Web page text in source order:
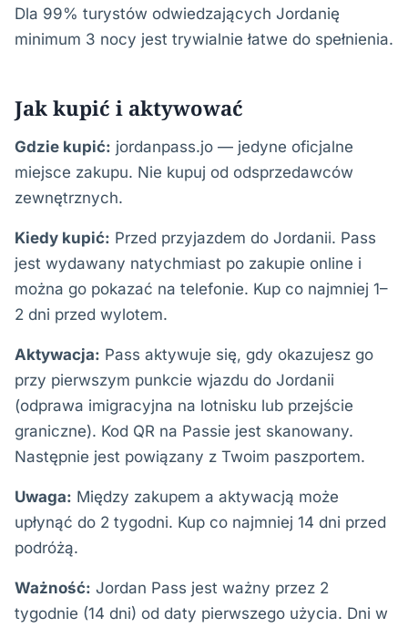
Dla 99% turystów odwiedzających Jordanię
minimum 3 nocy jest trywialnie łatwe do spełnienia.
Jak kupić i aktywować
Gdzie kupić: jordanpass.jo — jedyne oficjalne
miejsce zakupu. Nie kupuj od odsprzedawców
zewnętrznych.
Kiedy kupić: Przed przyjazdem do Jordanii. Pass
jest wydawany natychmiast po zakupie online i
można go pokazać na telefonie. Kup co najmniej 1–
2 dni przed wylotem.
Aktywacja: Pass aktywuje się, gdy okazujesz go
przy pierwszym punkcie wjazdu do Jordanii
(odprawa imigracyjna na lotnisku lub przejście
graniczne). Kod QR na Passie jest skanowany.
Następnie jest powiązany z Twoim paszportem.
Uwaga: Między zakupem a aktywacją może
upłynąć do 2 tygodni. Kup co najmniej 14 dni przed
podróżą.
Ważność: Jordan Pass jest ważny przez 2
tygodnie (14 dni) od daty pierwszego użycia. Dni w